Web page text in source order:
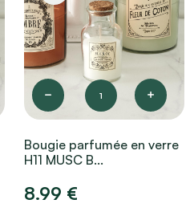
1
Bougie parfumée en verre
H11 MUSC B...
8.99 €